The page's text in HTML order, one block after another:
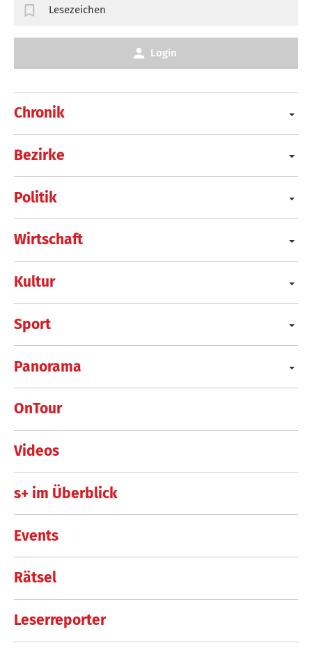
Chronik
Bezirke
Politik
Wirtschaft
Kultur
Sport
Panorama
OnTour
Videos
s+ im Überblick
Events
Rätsel
Leserreporter
Lesezeichen
Login